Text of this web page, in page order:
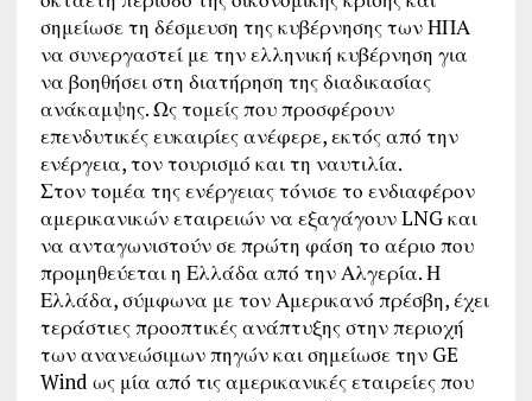
σημείωσε τη δέσμευση της κυβέρνησης των ΗΠΑ
να συνεργαστεί με την ελληνική κυβέρνηση για
να βοηθήσει στη διατήρηση της διαδικασίας
ανάκαμψης. Ως τομείς που προσφέρουν
επενδυτικές ευκαιρίες ανέφερε, εκτός από την
ενέργεια, τον τουρισμό και τη ναυτιλία.
Στον τομέα της ενέργειας τόνισε το ενδιαφέρον
αμερικανικών εταιρειών να εξαγάγουν LNG και
να ανταγωνιστούν σε πρώτη φάση το αέριο που
προμηθεύεται η Ελλάδα από την Αλγερία. Η
Ελλάδα, σύμφωνα με τον Αμερικανό πρέσβη, έχει
τεράστιες προοπτικές ανάπτυξης στην περιοχή
των ανανεώσιμων πηγών και σημείωσε την GE
Wind ως μία από τις αμερικανικές εταιρείες που